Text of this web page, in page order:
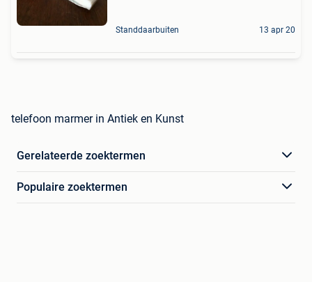
Standdaarbuiten 13 apr 20
telefoon marmer in Antiek en Kunst
Gerelateerde zoektermen
Populaire zoektermen